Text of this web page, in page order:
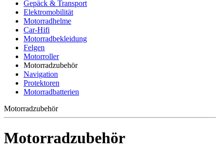
Gepäck & Transport
Elektromobilität
Motorradhelme
Car-Hifi
Motorradbekleidung
Felgen
Motorroller
Motorradzubehör
Navigation
Protektoren
Motorradbatterien
Motorradzubehör
Motorradzubehör